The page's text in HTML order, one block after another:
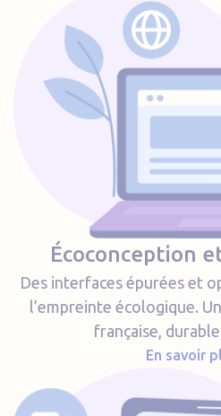
Écoconception
Des interfaces épurées et
l’empreinte écologique.
française,
En savoir